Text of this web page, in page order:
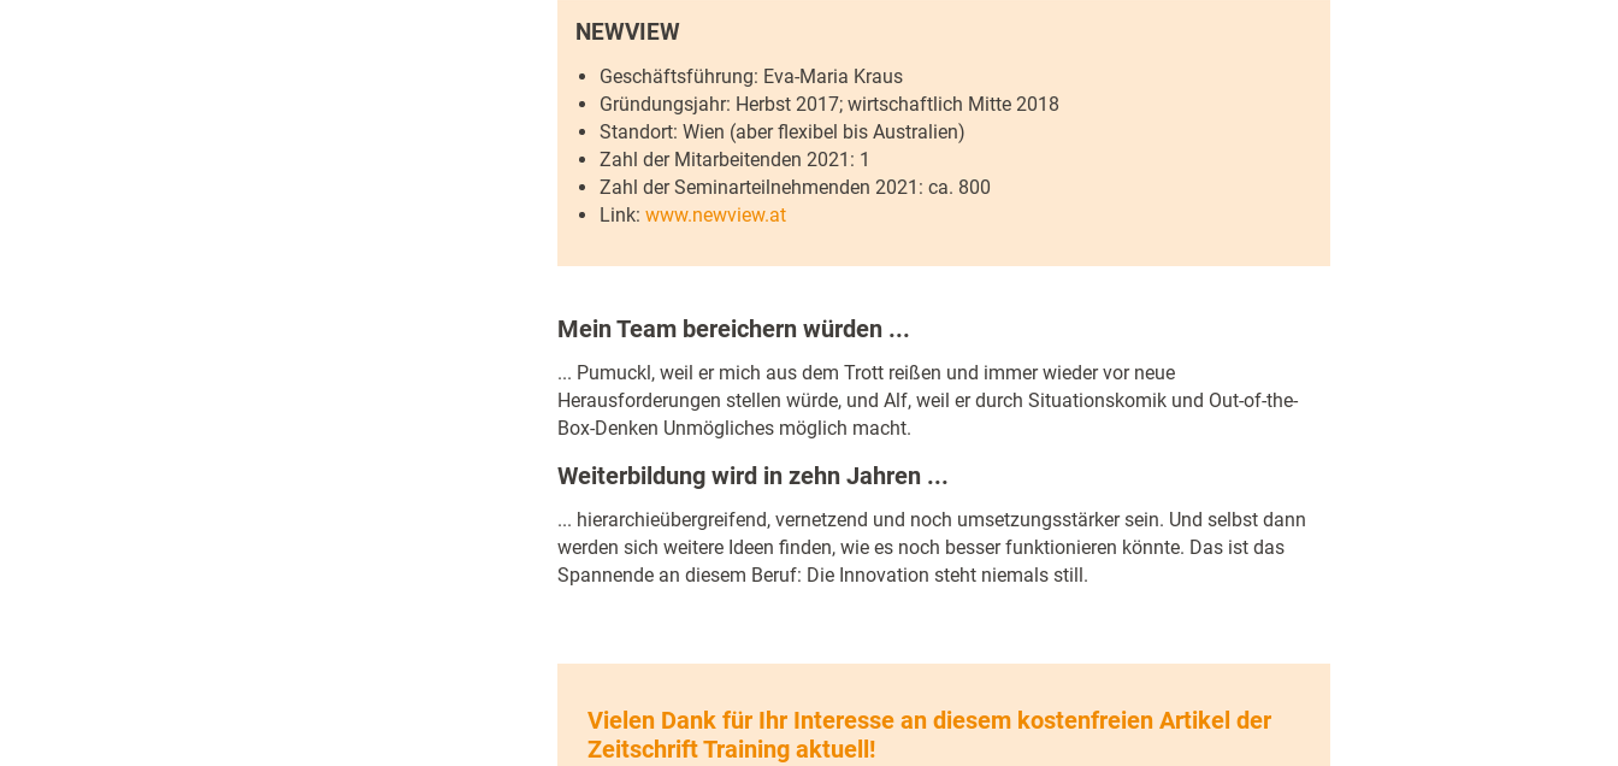
NEWVIEW
Geschäftsführung: Eva-Maria Kraus
Gründungsjahr: Herbst 2017; wirtschaftlich Mitte 2018
Standort: Wien (aber flexibel bis Australien)
Zahl der Mitarbeitenden 2021: 1
Zahl der Seminarteilnehmenden 2021: ca. 800
Link: www.newview.at
Mein Team bereichern würden ...
... Pumuckl, weil er mich aus dem Trott reißen und immer wieder vor neue
Herausforderungen stellen würde, und Alf, weil er durch Situationskomik und Out-of-the-
Box-Denken Unmögliches möglich macht.
Weiterbildung wird in zehn Jahren ...
... hierarchieübergreifend, vernetzend und noch umsetzungsstärker sein. Und selbst dann
werden sich weitere Ideen finden, wie es noch besser funktionieren könnte. Das ist das
Spannende an diesem Beruf: Die Innovation steht niemals still.
Vielen Dank für Ihr Interesse an diesem kostenfreien Artikel der
Zeitschrift Training aktuell!